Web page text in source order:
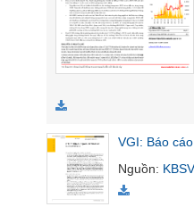
VGI: Báo
Nguồn:
TIÊU
DÙNG
KHÔNG
THIẾT
TIÊU
DÙNG